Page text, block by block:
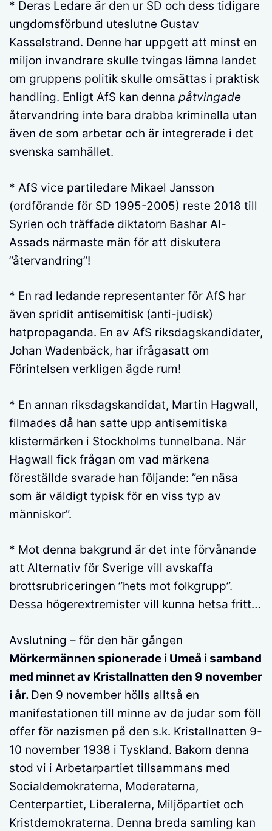
* Deras Ledare är den ur SD och dess tidigare
ungdomsförbund uteslutne Gustav
Kasselstrand. Denne har uppgett att minst en
miljon invandrare skulle tvingas lämna landet
om gruppens politik skulle omsättas i praktisk
handling. Enligt AfS kan denna påtvingade
återvandring inte bara drabba kriminella utan
även de som arbetar och är integrerade i det
svenska samhället.
* AfS vice partiledare Mikael Jansson
(ordförande för SD 1995-2005) reste 2018 till
Syrien och träffade diktatorn Bashar Al-
Assads närmaste män för att diskutera
”återvandring”!
* En rad ledande representanter för AfS har
även spridit antisemitisk (anti-judisk)
hatpropaganda. En av AfS riksdagskandidater,
Johan Wadenbäck, har ifrågasatt om
Förintelsen verkligen ägde rum!
* En annan riksdagskandidat, Martin Hagwall,
filmades då han satte upp antisemitiska
klistermärken i Stockholms tunnelbana. När
Hagwall fick frågan om vad märkena
föreställde svarade han följande: ”en näsa
som är väldigt typisk för en viss typ av
människor”.
* Mot denna bakgrund är det inte förvånande
att Alternativ för Sverige vill avskaffa
brottsrubriceringen ”hets mot folkgrupp”.
Dessa högerextremister vill kunna hetsa fritt…
Avslutning – för den här gången
Mörkermännen spionerade i Umeå i samband
med minnet av Kristallnatten den 9 november
i år. Den 9 november hölls alltså en
manifestationen till minne av de judar som föll
offer för nazismen på den s.k. Kristallnatten 9-
10 november 1938 i Tyskland. Bakom denna
stod vi i Arbetarpartiet tillsammans med
Socialdemokraterna, Moderaterna,
Centerpartiet, Liberalerna, Miljöpartiet och
Kristdemokraterna. Denna breda samling kan